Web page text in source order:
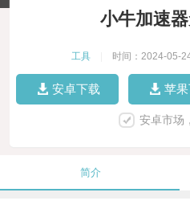
小牛加速
工具 时间：2024-05-
安卓下载 苹
安卓市场
简介